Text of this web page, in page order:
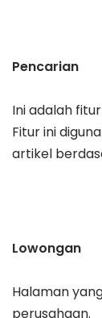
Pencarian
Ini adalah
Fitur ini
artikel
Lowongan
Halaman
perusahaan.